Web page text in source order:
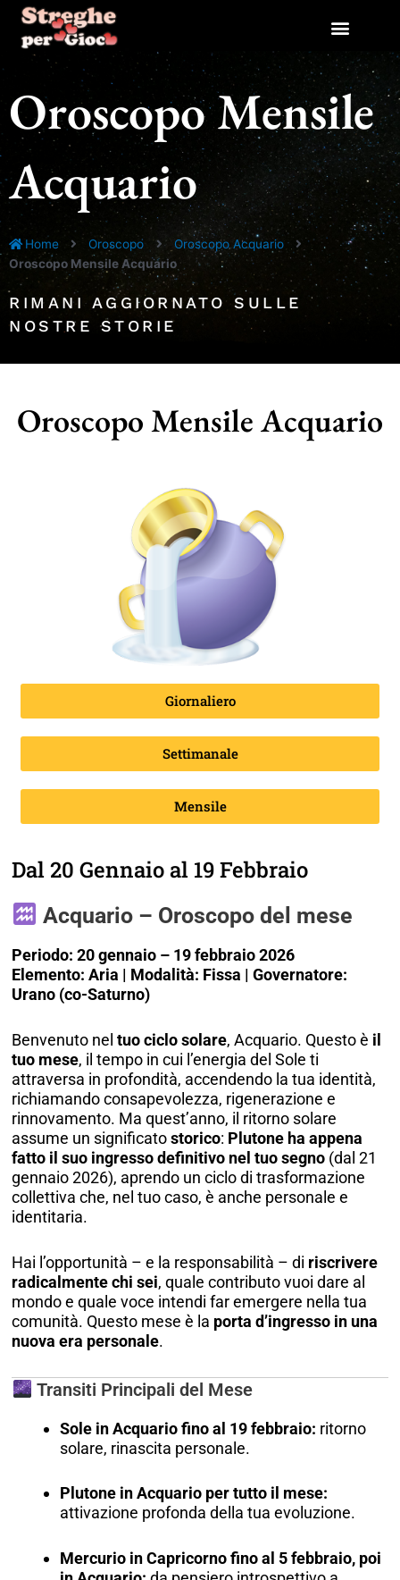
contenuto
Oroscopo Mensile
Acquario
Home Oroscopo
Oroscopo Acquario
Oroscopo Mensile Acquario
RIMANI AGGIORNATO SULLE
NOSTRE STORIE
Oroscopo Mensile Acquario
Giornaliero
Settimanale
Mensile
Dal 20 Gennaio al 19 Febbraio
Acquario – Oroscopo del mese
Periodo: 20 gennaio – 19 febbraio 2026
Elemento: Aria | Modalità: Fissa | Governatore:
Urano (co-Saturno)
Benvenuto neltuo ciclo solare, Acquario. Questo è il
tuo mese, il tempo in cui l’energia del Sole ti
attraversa in profondità, accendendo la tua identità,
richiamando consapevolezza, rigenerazione e
rinnovamento. Ma quest’anno, il ritorno solare
assume un significatostorico: Plutone ha appena
fatto il suo ingresso definitivo nel tuo segno (dal 21
gennaio 2026), aprendo un ciclo di trasformazione
collettiva che, nel tuo caso, è anche personale e
identitaria.
Hai l’opportunità – e la responsabilità – di riscrivere
radicalmente chi sei, quale contributo vuoi dare al
mondo e quale voce intendi far emergere nella tua
comunità. Questo mese è la porta d’ingresso in una
nuova era personale.
Transiti Principali del Mese
Sole in Acquario fino al 19 febbraio: ritorno
solare, rinascita personale.
Plutone in Acquario per tutto il mese:
attivazione profonda della tua evoluzione.
Mercurio in Capricorno fino al 5 febbraio, poi